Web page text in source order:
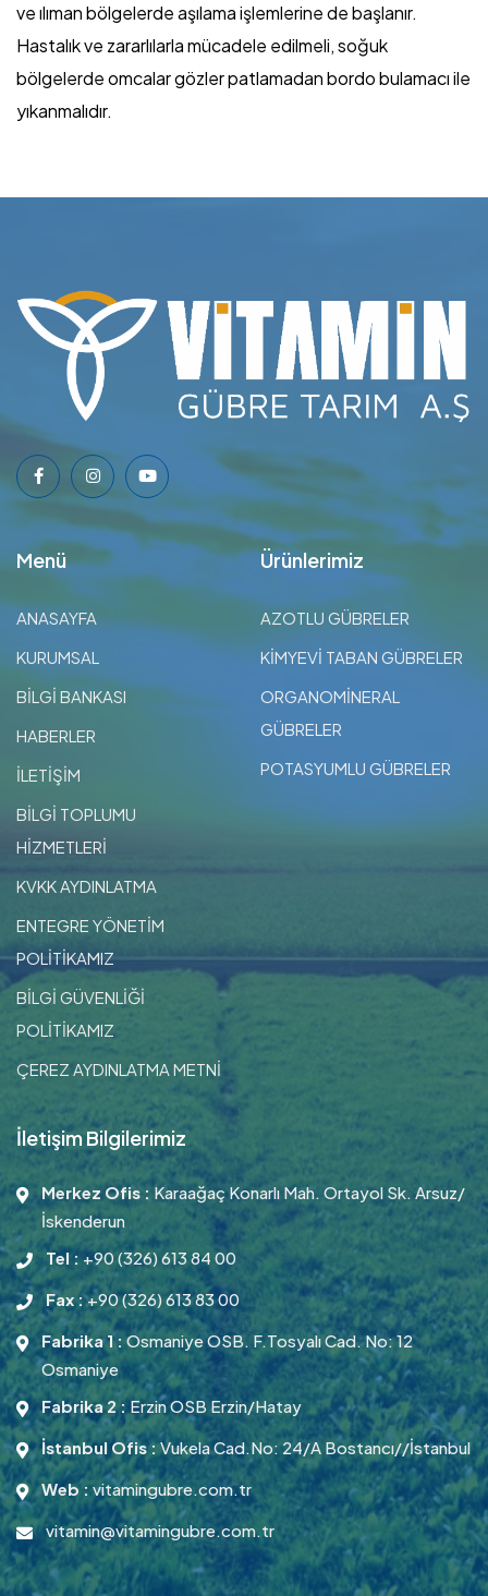
ve ılıman bölgelerde aşılama işlemlerine de başlanır.
Hastalık ve zararlılarla mücadele edilmeli, soğuk
bölgelerde omcalar gözler patlamadan bordo bulamacı ile
yıkanmalıdır.
Menü
ANASAYFA
KURUMSAL
BİLGİ BANKASI
HABERLER
İLETİŞİM
BİLGİ TOPLUMU
HİZMETLERİ
KVKK AYDINLATMA
ENTEGRE YÖNETİM
POLİTİKAMIZ
BİLGİ GÜVENLİĞİ
POLİTİKAMIZ
ÇEREZ AYDINLATMA METNİ
Ürünlerimiz
AZOTLU GÜBRELER
KİMYEVİ TABAN GÜBRELER
ORGANOMİNERAL
GÜBRELER
POTASYUMLU GÜBRELER
İletişim Bilgilerimiz
Merkez Ofis :Karaağaç Konarlı Mah. Ortayol Sk. Arsuz/
İskenderun
Tel : +90 (326) 613 84 00
Fax :+90 (326) 613 83 00
Fabrika 1 : Osmaniye OSB. F.Tosyalı Cad. No: 12
Osmaniye
Fabrika 2 : Erzin OSB Erzin/Hatay
İstanbul Ofis :Vukela Cad.No: 24/A Bostancı//İstanbul
Web :vitamingubre.com.tr
vitamin@vitamingubre.com.tr